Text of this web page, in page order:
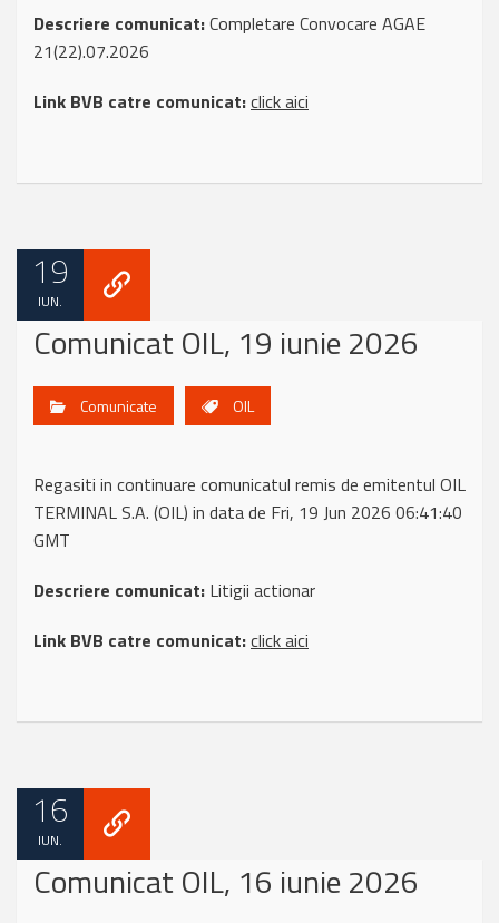
Descriere comunicat:Completare Convocare AGAE
21(22).07.2026
Link BVB catre comunicat:click aici
19
IUN.
Comunicat OIL, 19 iunie 2026
Comunicate OIL
Regasiti in continuare comunicatul remis de emitentul OIL
TERMINAL S.A. (OIL) in data de Fri, 19 Jun 2026 06:41:40
GMT
Descriere comunicat: Litigii actionar
Link BVB catre comunicat:click aici
16
IUN.
Comunicat OIL, 16 iunie 2026